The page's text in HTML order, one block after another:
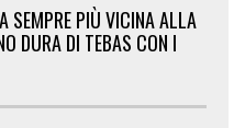
SEMPRE PIÙ VICINA ALLA
DURA DI TEBAS CON I